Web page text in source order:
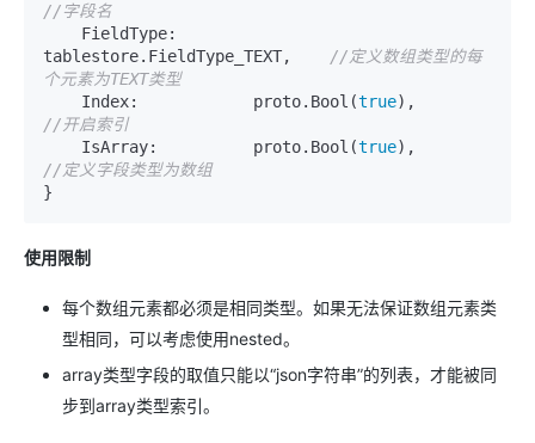
//字段名
tablestore.FieldType_TEXT,
//定义数组类型的每
个元素为TEXT类型
    Index:            proto.Bool(
true
//开启索引
    IsArray:          proto.Bool(
true
//定义字段类型为数组
}
使用限制
每个数组元素都必须是相同类型。如果无法保证数组元素类
型相同，可以考虑使用nested。
array类型字段的取值只能以“json字符串”的列表，才能被同
步到array类型索引。